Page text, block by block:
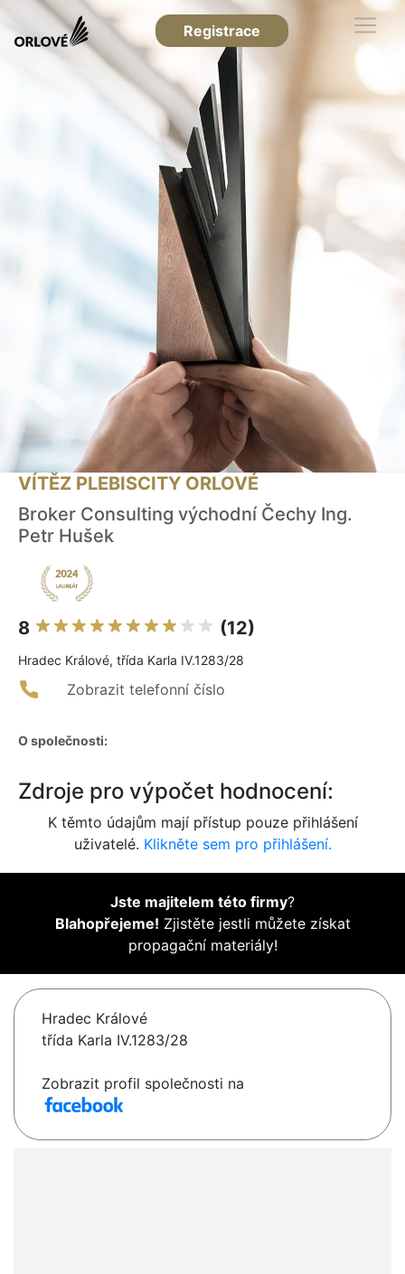
Registrace
VÍTĚZ PLEBISCITY ORLOVÉ
Broker Consulting východní Čechy Ing.
Petr Hušek
8 (12)
Hradec Králové, třída Karla IV.1283/28
Zobrazit telefonní číslo
O společnosti:
Zdroje pro výpočet hodnocení:
K těmto údajům mají přístup pouze přihlášení
uživatelé. Klikněte sem pro přihlášení.
Jste majitelem této firmy?
Blahopřejeme! Zjistěte jestli můžete získat
propagační materiály!
Hradec Králové
třída Karla IV.1283/28
Zobrazit profil společnosti na